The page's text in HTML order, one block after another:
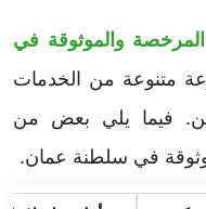
والموثوقة في
متنوعة من الخدمات
فيما يلي بعض من
في سلطنة عمان.